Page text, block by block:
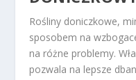
Rośliny doniczkowe,
sposobem na
na różne problemy.
pozwala na lepsze